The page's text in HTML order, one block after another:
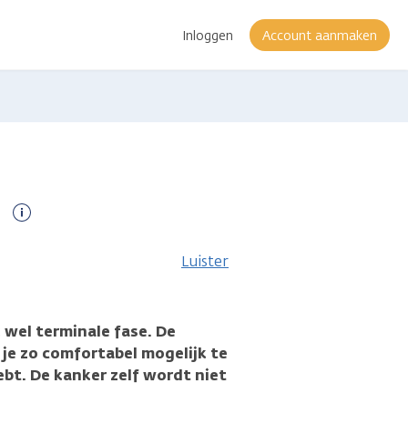
Inloggen Account aanmaken
Luister
terminale fase. De
zo comfortabel mogelijk te
De kanker zelf wordt niet